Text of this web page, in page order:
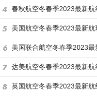
春秋航空冬春季2023最新航线安排
美国航空冬春季2023最新航班安排！
美国联合航空冬春季2023最新航线时刻表
达美航空冬春季2023最新航线规划
英国航空冬春季2023最新航线时刻